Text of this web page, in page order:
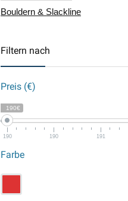
Bouldern & Slackline
Filtern nach
Preis (€)
190€
190 190 191
Farbe